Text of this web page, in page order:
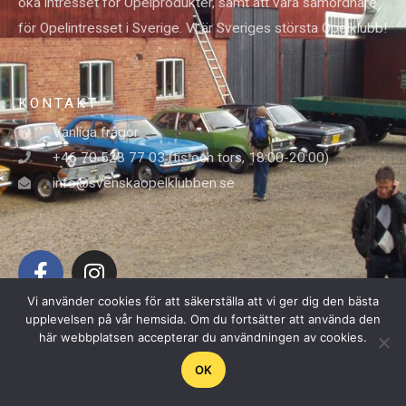
för Opelintresset i Sverige. Vi är Sveriges största Opelklubb!
KONTAKT
Vanliga frågor
+46 70 528 77 03 (tis och tors, 18:00-20:00)
info@svenskaopelklubben.se
F
a
c
e
I
n
s
t
a
Copyright © 2025 Svenska Opelklubben
Vi använder cookies för att säkerställa att vi ger dig den bästa
upplevelsen på vår hemsida. Om du fortsätter att använda den
här webbplatsen accepterar du användningen av cookies.
OK